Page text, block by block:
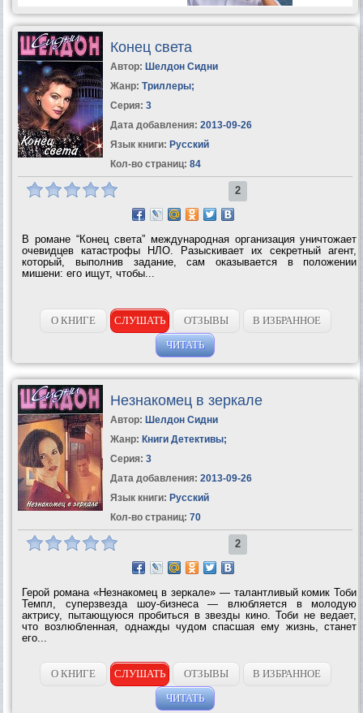
Конец света
Автор: Шелдон Сидни
Жанр: Триллеры;
Серия: 3
Дата добавления: 2013-09-26
Язык книги: Русский
Кол-во страниц: 84
2
В романе “Конец света” международная организация уничтожает
очевидцев катастрофы НЛО. Разыскивает их секретный агент,
который, выполнив задание, сам оказывается в положении
мишени: его ищут, чтобы...
О КНИГЕ СЛУШАТЬ ОТЗЫВЫ
В ИЗБРАННОЕ
ЧИТАТЬ
Незнакомец в зеркале
Автор: Шелдон Сидни
Жанр: Книги Детективы;
Серия: 3
Дата добавления: 2013-09-26
Язык книги: Русский
Кол-во страниц: 70
2
Герой романа «Незнакомец в зеркале» — талантливый комик Тоби
Темпл, суперзвезда шоу-бизнеса — влюбляется в молодую
актрису, пытающуюся пробиться в звезды кино. Тоби не ведает,
что возлюбленная, однажды чудом спасшая ему жизнь, станет
его...
О КНИГЕ СЛУШАТЬ ОТЗЫВЫ
В ИЗБРАННОЕ
ЧИТАТЬ